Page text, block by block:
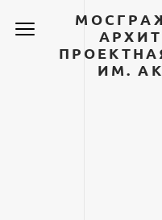
ИМ.